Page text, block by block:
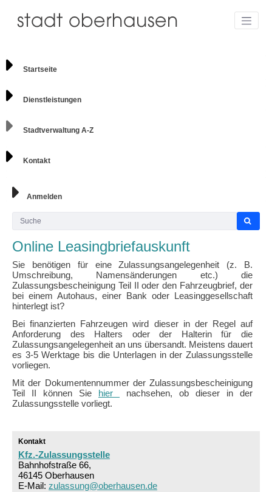
Startseite
Dienstleistungen
Stadtverwaltung A-Z
Kontakt
Anmelden
Online Leasingbriefauskunft
Sie benötigen für eine Zulassungsangelegenheit (z. B.
Umschreibung, Namensänderungen etc.) die
Zulassungsbescheinigung Teil II oder den Fahrzeugbrief, der
bei einem Autohaus, einer Bank oder Leasinggesellschaft
hinterlegt ist?
Bei finanzierten Fahrzeugen wird dieser in der Regel auf
Anforderung des Halters oder der Halterin für die
Zulassungsangelegenheit an uns übersandt. Meistens dauert
es 3-5 Werktage bis die Unterlagen in der Zulassungsstelle
vorliegen.
Mit der Dokumentennummer der Zulassungsbescheinigung
Teil II können Sie hier
nachsehen, ob dieser in der
Zulassungsstelle vorliegt.
Kontakt
Kfz.-Zulassungsstelle
Bahnhofstraße 66,
46145 Oberhausen
E-Mail: zulassung@oberhausen.de